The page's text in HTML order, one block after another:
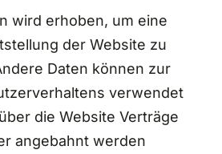
wird erhoben, um eine
der Website zu
Daten können zur
verwendet
die Website Verträge
angebahnt werden